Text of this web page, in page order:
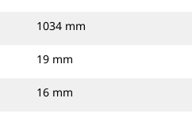
1034 mm
19 mm
16 mm